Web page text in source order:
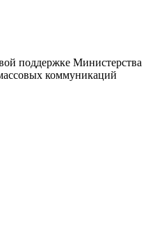
поддержке Министерства
коммуникаций